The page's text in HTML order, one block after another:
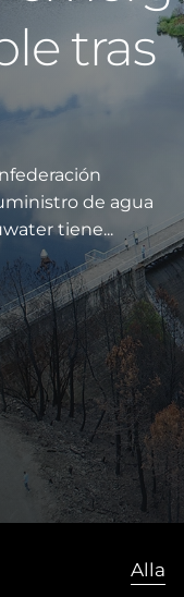
tras
de agua
tiene...
Alla